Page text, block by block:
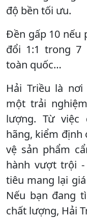
độ bền tối ưu.
Đền gấp 10 nếu
đổi 1:1 trong 7
toàn quốc…
Hải Triều là
một trải
lượng. Từ việc
hãng, kiểm định
vệ sản phẩm
hành vượt trội
tiêu mang lại
Nếu bạn đang
chất lượng, Hải